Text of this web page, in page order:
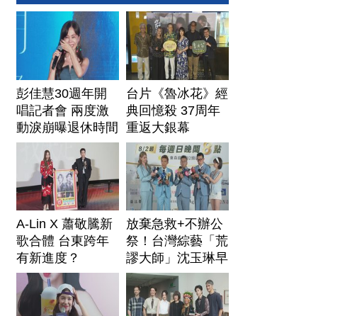
彭佳慧30週年開
唱記者會 兩度激
動淚崩曝退休時間
台片《魯冰花》經
典回憶殺 37周年
重返大銀幕
A-Lin X 蕭敬騰新
歌合體 台東跨年
有新進度？
放棄急救+不辦公
祭！台灣綜藝「荒
謬大師」沈玉琳早
安排身後事